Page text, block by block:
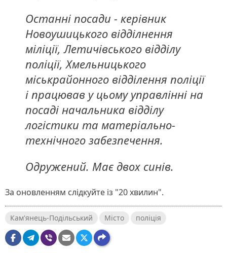
Останні посади - керівник
Новоушицького відділнення
міліції, Летичівського відділу
поліції, Хмельницького
міськрайонного відділення поліції
і працював у цьому управлінні на
посаді начальника відділу
логістики та матеріально-
технічного забезпечення.
Одружений. Має двох синів.
За оновленням слідкуйте із "20 хвилин".
Кам'янець-Подільський Місто поліція